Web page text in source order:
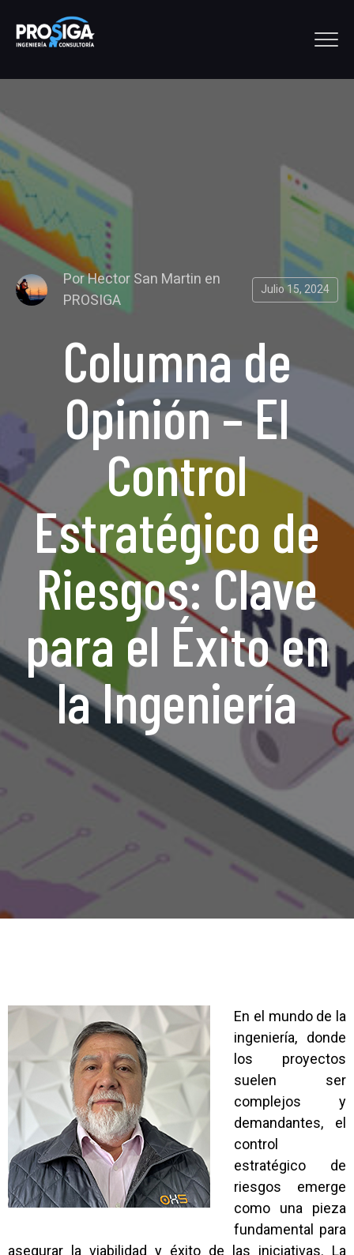
PorHector San Martin en
PROSIGA
Julio 15, 2024
Columna de
Opinión – El
Control
Estratégico de
Riesgos: Clave
para el Éxito en
la Ingeniería
En el mundo de la
ingeniería, donde
los proyectos
suelen ser
complejos y
demandantes, el
control
estratégico de
riesgos emerge
como una pieza
fundamental para
asegurar la viabilidad y éxito de las iniciativas. La